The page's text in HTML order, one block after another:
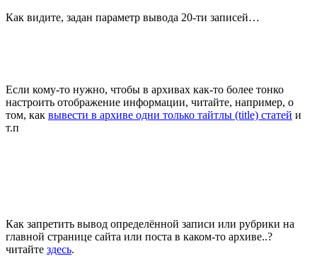
Как видите, задан параметр вывода 20-ти записей…
Если кому-то нужно, чтобы в архивах как-то более тонко
настроить отображение информации, читайте, например, о
том, как вывести в архиве одни только тайтлы (title) статей и
т.п
Как запретить вывод определённой записи или рубрики на
главной странице сайта или поста в каком-то архиве..?
читайте здесь.